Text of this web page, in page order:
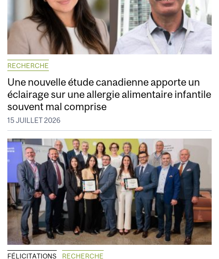
RECHERCHE
Une nouvelle étude canadienne apporte un
éclairage sur une allergie alimentaire infantile
souvent mal comprise
15 JUILLET 2026
FÉLICITATIONS RECHERCHE